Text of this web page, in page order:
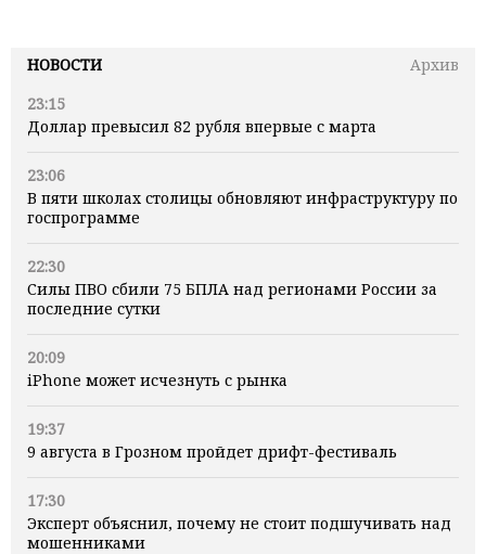
НОВОСТИ
Архив
23:15
Доллар превысил 82 рубля впервые с марта
23:06
В пяти школах столицы обновляют инфраструктуру по
госпрограмме
22:30
Силы ПВО сбили 75 БПЛА над регионами России за
последние сутки
20:09
iPhone может исчезнуть с рынка
19:37
9 августа в Грозном пройдет дрифт-фестиваль
17:30
Эксперт объяснил, почему не стоит подшучивать над
мошенниками